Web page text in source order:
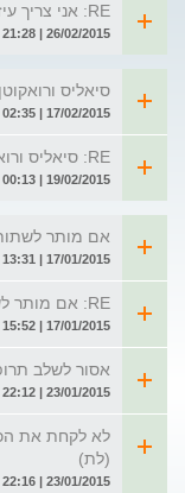
RE: אני צריך עיזרה דחוף ?
26/02/2015 | 21:28 | מאת: מתמצא
סיאליס ורואקוטן
17/02/2015 | 02:35 | מאת: סיאליס ורואקוטן
RE: סיאליס ורואקוטן
19/02/2015 | 00:13 | מאת: מתמצא
אם מותר
17/01/2015 | 13:31 | מאת: מיסטר סופט
RE: אם מותר לשתות סיאליס ביחד עם אלכוהול ?
17/01/2015 | 15:52 | מאת: מתמצא
אסור לשלב
23/01/2015 | 22:12 | מאת: מדיק
לא לקחת את
(לת)
23/01/2015 | 22:16 | מאת: חשוב לדעת